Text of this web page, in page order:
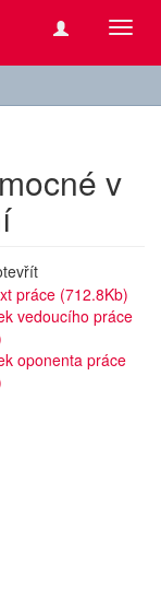
v
práce (712.8Kb)
vedoucího práce
oponenta práce